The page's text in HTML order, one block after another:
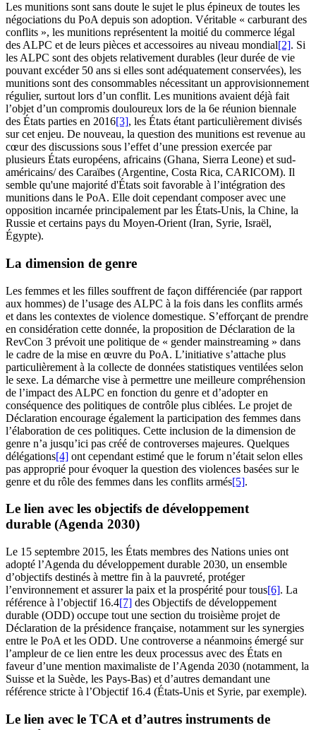
Les munitions sont sans doute le sujet le plus épineux de toutes les
négociations du PoA depuis son adoption. Véritable « carburant des
conflits », les munitions représentent la moitié du commerce légal
des ALPC et de leurs pièces et accessoires au niveau mondial[2]. Si
les ALPC sont des objets relativement durables (leur durée de vie
pouvant excéder 50 ans si elles sont adéquatement conservées), les
munitions sont des consommables nécessitant un approvisionnement
régulier, surtout lors d’un conflit. Les munitions avaient déjà fait
l’objet d’un compromis douloureux lors de la 6e réunion biennale
des États parties en 2016[3], les États étant particulièrement divisés
sur cet enjeu. De nouveau, la question des munitions est revenue au
cœur des discussions sous l’effet d’une pression exercée par
plusieurs États européens, africains (Ghana, Sierra Leone) et sud-
américains/ des Caraïbes (Argentine, Costa Rica, CARICOM). Il
semble qu'une majorité d'États soit favorable à l’intégration des
munitions dans le PoA. Elle doit cependant composer avec une
opposition incarnée principalement par les États-Unis, la Chine, la
Russie et certains pays du Moyen-Orient (Iran, Syrie, Israël,
Égypte).
La dimension de genre
Les femmes et les filles souffrent de façon différenciée (par rapport
aux hommes) de l’usage des ALPC à la fois dans les conflits armés
et dans les contextes de violence domestique. S’efforçant de prendre
en considération cette donnée, la proposition de Déclaration de la
RevCon 3 prévoit une politique de « gender mainstreaming » dans
le cadre de la mise en œuvre du PoA. L’initiative s’attache plus
particulièrement à la collecte de données statistiques ventilées selon
le sexe. La démarche vise à permettre une meilleure compréhension
de l’impact des ALPC en fonction du genre et d’adopter en
conséquence des politiques de contrôle plus ciblées. Le projet de
Déclaration encourage également la participation des femmes dans
l’élaboration de ces politiques. Cette inclusion de la dimension de
genre n’a jusqu’ici pas créé de controverses majeures. Quelques
délégations[4] ont cependant estimé que le forum n’était selon elles
pas approprié pour évoquer la question des violences basées sur le
genre et du rôle des femmes dans les conflits armés[5].
Le lien avec les objectifs de développement
durable (Agenda 2030)
Le 15 septembre 2015, les États membres des Nations unies ont
adopté l’Agenda du développement durable 2030, un ensemble
d’objectifs destinés à mettre fin à la pauvreté, protéger
l’environnement et assurer la paix et la prospérité pour tous[6]. La
référence à l’objectif 16.4[7] des Objectifs de développement
durable (ODD) occupe tout une section du troisième projet de
Déclaration de la présidence française, notamment sur les synergies
entre le PoA et les ODD. Une controverse a néanmoins émergé sur
l’ampleur de ce lien entre les deux processus avec des États en
faveur d’une mention maximaliste de l’Agenda 2030 (notamment, la
Suisse et la Suède, les Pays-Bas) et d’autres demandant une
référence stricte à l’Objectif 16.4 (États-Unis et Syrie, par exemple).
Le lien avec le TCA et d’autres instruments de